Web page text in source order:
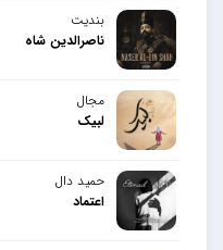
بندیت
ناصرالدین شاه
مجال
لبیک
حمید دال
اعتماد